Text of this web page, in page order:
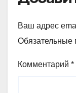
Ваш адрес
Обязательные
Комментарий *